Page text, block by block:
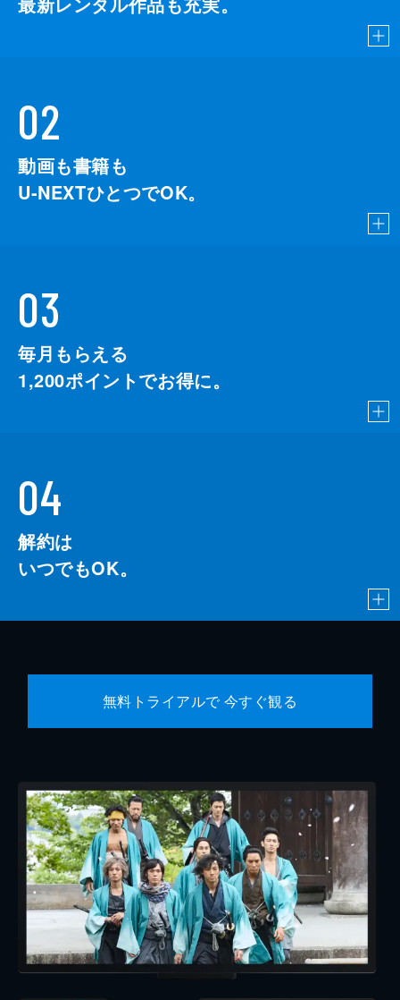
02
動画も書籍も
U-NEXTひとつでOK。
03
毎月もらえる
1,200ポイントでお得に。
04
解約は
いつでもOK。
無料トライアルで 今すぐ観る